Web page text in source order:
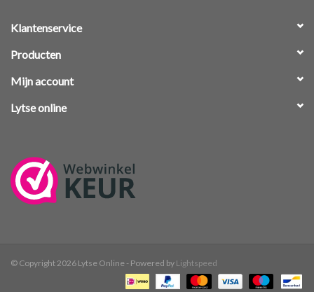
Klantenservice
Producten
Mijn account
Lytse online
© Copyright 2026 Lytse Online - Powered by Lightspeed